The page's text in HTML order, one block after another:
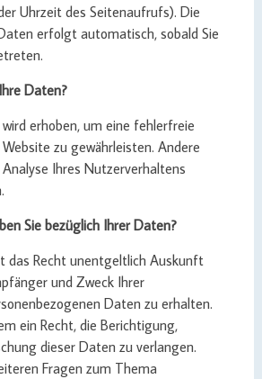
Uhrzeit des Seitenaufrufs). Die
erfolgt automatisch, sobald Sie
Daten?
erhoben, um eine fehlerfreie
zu gewährleisten. Andere
Ihres Nutzerverhaltens
Sie bezüglich Ihrer Daten?
das Recht unentgeltlich Auskunft
und Zweck Ihrer
Daten zu erhalten.
ein Recht, die Berichtigung,
dieser Daten zu verlangen.
Fragen zum Thema